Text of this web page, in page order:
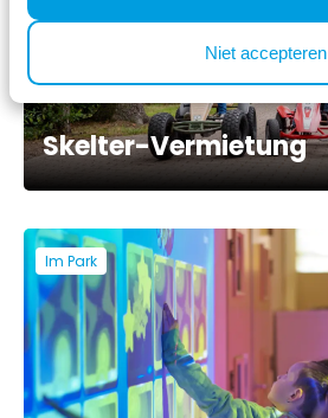
Niet accepteren
Skelter-Vermietung
Im Park